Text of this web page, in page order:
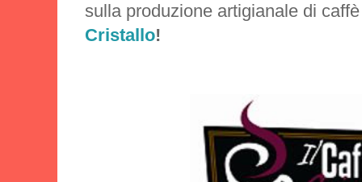
sulla produzione artigianale di caffè
Cristallo!